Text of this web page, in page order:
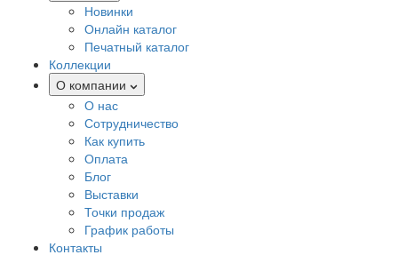
Новинки
Онлайн каталог
Печатный каталог
Коллекции
О компании
О нас
Сотрудничество
Как купить
Оплата
Блог
Выставки
Точки продаж
График работы
Контакты